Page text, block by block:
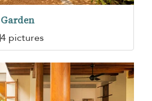
Garden
4 pictures